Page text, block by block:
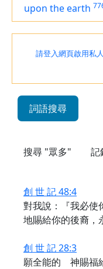
upon the earth
請登入網頁啟用私
詞語搜尋
搜尋 "眾多" 記
創 世 記 48:4
對我說：『我必使
地賜給你的後裔，
創 世 記 28:3
願全能的 神賜福